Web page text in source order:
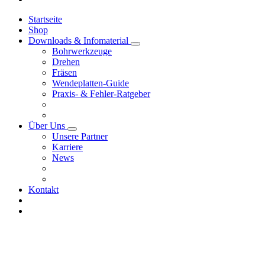
Startseite
Shop
Downloads & Infomaterial
Bohrwerkzeuge
Drehen
Fräsen
Wendeplatten-Guide
Praxis- & Fehler-Ratgeber
Über Uns
Unsere Partner
Karriere
News
Kontakt